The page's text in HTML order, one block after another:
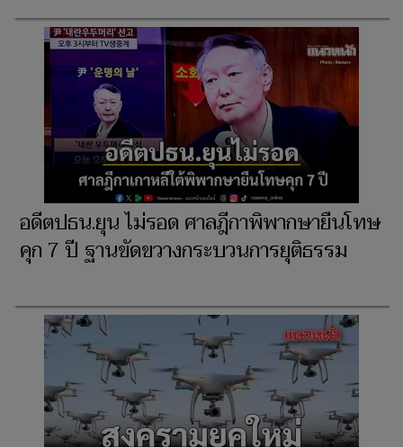
อดีตปธน.ยุน ไม่รอด ศาลฎีกาพิพากษายืนโทษ
คุก 7 ปี ฐานขัดขวางกระบวนการยุติธรรม